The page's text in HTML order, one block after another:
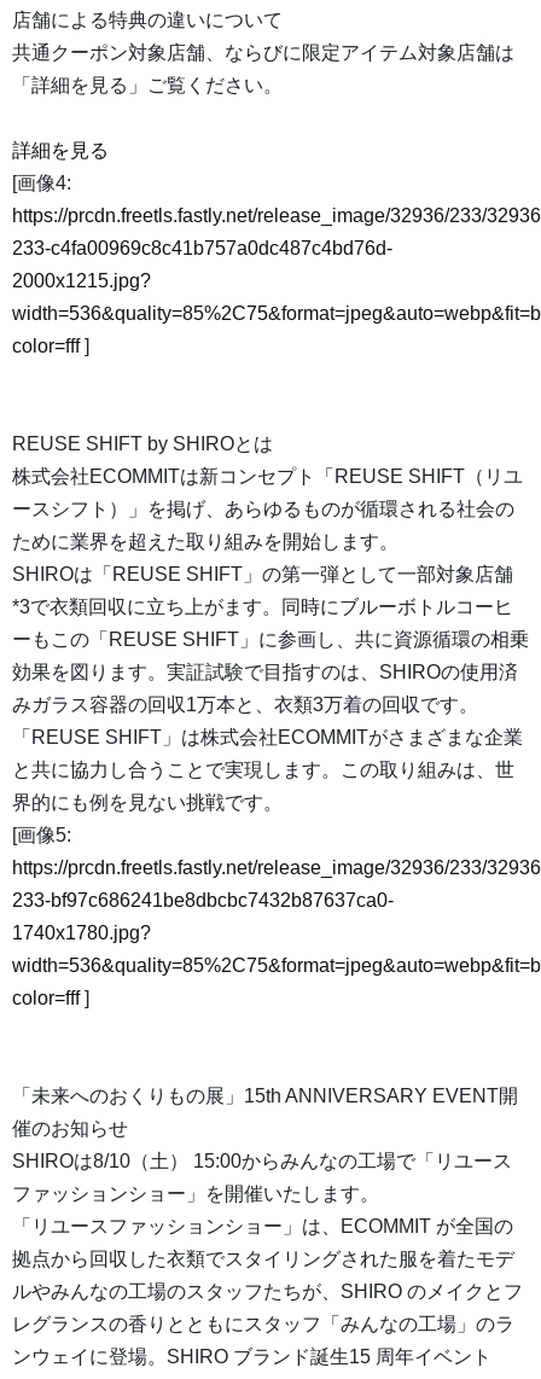
店舗による特典の違いについて
共通クーポン対象店舗、ならびに限定アイテム対象店舗は
「詳細を見る」ご覧ください。
詳細を見る
[画像4:
https://prcdn.freetls.fastly.net/release_image/32936/233/
233-c4fa00969c8c41b757a0dc487c4bd76d-
2000x1215.jpg?
color=fff]
REUSE SHIFT by SHIROとは
株式会社ECOMMITは新コンセプト「REUSE SHIFT（リユ
ースシフト）」を掲げ、あらゆるものが循環される社会の
ために業界を超えた取り組みを開始します。
SHIROは「REUSE SHIFT」の第一弾として一部対象店舗
*3で衣類回収に立ち上がます。同時にブルーボトルコーヒ
ーもこの「REUSE SHIFT」に参画し、共に資源循環の相乗
効果を図ります。実証試験で目指すのは、SHIROの使用済
みガラス容器の回収1万本と、衣類3万着の回収です。
「REUSE SHIFT」は株式会社ECOMMITがさまざまな企業
と共に協力し合うことで実現します。この取り組みは、世
界的にも例を見ない挑戦です。
[画像5:
https://prcdn.freetls.fastly.net/release_image/32936/233/
233-bf97c686241be8dbcbc7432b87637ca0-
1740x1780.jpg?
color=fff]
「未来へのおくりもの展」15th ANNIVERSARY EVENT開
催のお知らせ
SHIROは8/10（土） 15:00からみんなの工場で「リユース
ファッションショー」を開催いたします。
「リユースファッションショー」は、ECOMMIT が全国の
拠点から回収した衣類でスタイリングされた服を着たモデ
ルやみんなの工場のスタッフたちが、SHIRO のメイクとフ
レグランスの香りとともにスタッフ「みんなの工場」のラ
ンウェイに登場。SHIRO ブランド誕生15 周年イベント